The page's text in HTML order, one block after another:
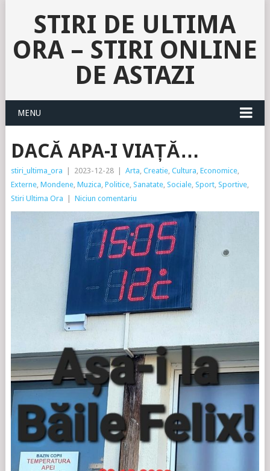
STIRI DE ULTIMA
ORA – STIRI ONLINE
DE ASTAZI
MENU
DACĂ APA-I VIAȚĂ…
stiri_ultima_ora 2023-12-28 Arta, Creatie, Cultura, Economice,
Externe, Mondene, Muzica, Politice, Sanatate, Sociale, Sport, Sportive,
Stiri Ultima Ora
Niciun comentariu